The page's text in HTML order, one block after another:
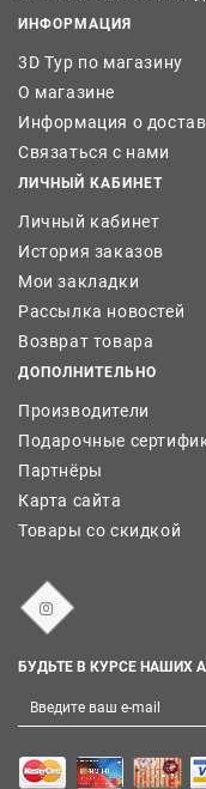
ИНФОРМАЦИЯ
3D Тур по магазину
О магазине
Информация о
Связаться с нами
ЛИЧНЫЙ КАБИНЕТ
Личный кабинет
История заказов
Мои закладки
Рассылка новостей
Возврат товара
ДОПОЛНИТЕЛЬНО
Производители
Подарочные
Партнёры
Карта сайта
Товары со скидкой
БУДЬТЕ В КУРСЕ НАШИХ